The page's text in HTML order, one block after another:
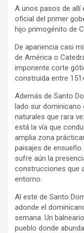
A unos pasos de allí
oficial del primer
hijo primogénito de
De apariencia casi
de América o
imponente corte
construida entre
Además de Santo
lado sur
naturales que rara
está la vía que
amplia zona
paisajes de
sufre aún la
construcciones que
entorno.
Al este de Santo
adonde el
semana. Un
pueblo donde